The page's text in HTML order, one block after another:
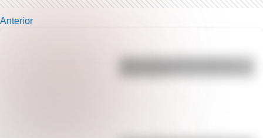
Anterior
¿Por qué los perros se ponen